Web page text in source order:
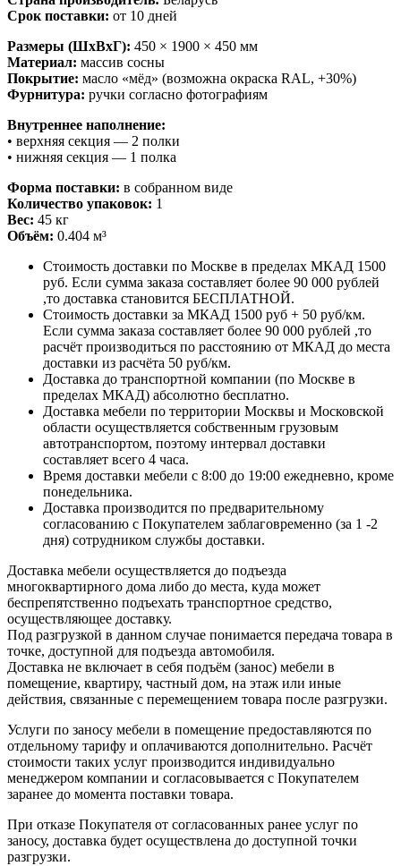
Срок поставки: от 10 дней
Размеры (ШхВхГ): 450 × 1900 × 450 мм
Материал: массив сосны
Покрытие: масло «мёд» (возможна окраска RAL, +30%)
Фурнитура: ручки согласно фотографиям
Внутреннее наполнение:
• верхняя секция — 2 полки
• нижняя секция — 1 полка
Форма поставки: в собранном виде
Количество упаковок: 1
Вес: 45 кг
Объём: 0.404 м³
Стоимость доставки по Москве в пределах МКАД 1500
руб. Если сумма заказа составляет более 90 000 рублей
,то доставка становится БЕСПЛАТНОЙ.
Стоимость доставки за МКАД 1500 руб + 50 руб/км.
Если сумма заказа составляет более 90 000 рублей ,то
расчёт производиться по расстоянию от МКАД до места
доставки из расчёта 50 руб/км.
Доставка до транспортной компании (по Москве в
пределах МКАД) абсолютно бесплатно.
Доставка мебели по территории Москвы и Московской
области осуществляется собственным грузовым
автотранспортом, поэтому интервал доставки
составляет всего 4 часа.
Время доставки мебели с 8:00 до 19:00 ежедневно, кроме
понедельника.
Доставка производится по предварительному
согласованию с Покупателем заблаговременно (за 1 -2
дня) сотрудником службы доставки.
Доставка мебели осуществляется до подъезда
многоквартирного дома либо до места, куда может
беспрепятственно подъехать транспортное средство,
осуществляющее доставку.
Под разгрузкой в данном случае понимается передача товара в
точке, доступной для подъезда автомобиля.
Доставка не включает в себя подъём (занос) мебели в
помещение, квартиру, частный дом, на этаж или иные
действия, связанные с перемещением товара после разгрузки.
Услуги по заносу мебели в помещение предоставляются по
отдельному тарифу и оплачиваются дополнительно. Расчёт
стоимости таких услуг производится индивидуально
менеджером компании и согласовывается с Покупателем
заранее до момента поставки товара.
При отказе Покупателя от согласованных ранее услуг по
заносу, доставка будет осуществлена до доступной точки
разгрузки.